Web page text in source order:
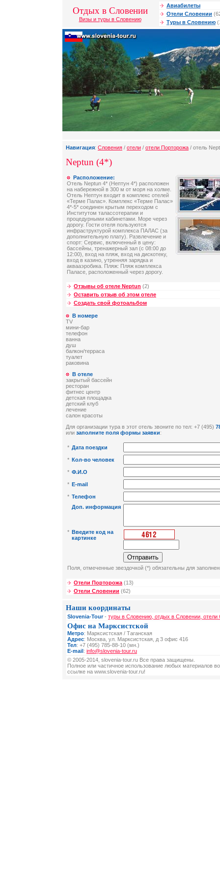
Отдых в Словении
Визы и туры в Словению
Авиабилеты
Отели Словении
Туры в Словению
Навигация: Словения / отели / отели Порторожа / отель
Neptun (4*)
Расположение:
Отель Neptun 4* (Нептун 4*) расположен
на набережной в 300 м от моря на холме.
Отель Нептун входит в комплекс отелей
«Терме Палас». Комплекс «Терме Палас»
4*-5* соединен крытым переходом с
Институтом талассотерапии и
процедурными кабинетами. Море через
дорогу. Гости отеля пользуются
инфраструктурой комплекса ПАЛАС (за
дополнительную плату). Развлечение и
спорт: Сервис, включенный в цену:
бассейны, тренажерный зал (с 08:00 до
12:00), вход на пляж, вход на дискотеку,
вход в казино, утренняя зарядка и
аквааэробика. Пляж: Пляж комплекса
Паласе, расположенный через дорогу.
Отзывы об отеле Neptun (2)
Оставить отзыв об этом отеле
Создать свой фотоальбом
В номере
TV
мини-бар
телефон
ванна
душ
балкон/терраса
туалет
раковина
В отеле
закрытый бассейн
ресторан
фитнес центр
детская площадка
детский клуб
лечение
салон красоты
Для организации тура в этот отель звоните по тел: +7 (495)
или заполните поля формы заявки:
* Дата поездки
* Кол-во человек
* Ф.И.О
* E-mail
* Телефон
Доп. информация
* Введите код на
картинке
Поля, отмеченные звездочкой (*) обязательны для
Отели Порторожа(13)
Отели Словении (62)
Наши координаты
Slovenia-Tour- туры в Словению, отдых в Словении,
Офис на Марксистской
Метро: Марксистская / Таганская
Адрес: Москва, ул. Марксистская, д 3 офис 416
Тел: +7 (495) 785-88-10 (мн.)
E-mail: info@slovenia-tour.ru
© 2005-2014, slovenia-tour.ru Все права защищены.
Полное или частичное использование любых материалов
ссылке на www.slovenia-tour.ru!